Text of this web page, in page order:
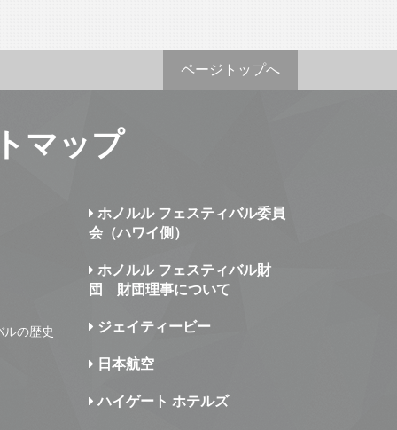
ページトップへ
マップ
ルの歴史
ホノルル フェスティバル委員
会（ハワイ側）
ホノルル フェスティバル財
団 財団理事について
ジェイティービー
日本航空
ハイゲート ホテルズ